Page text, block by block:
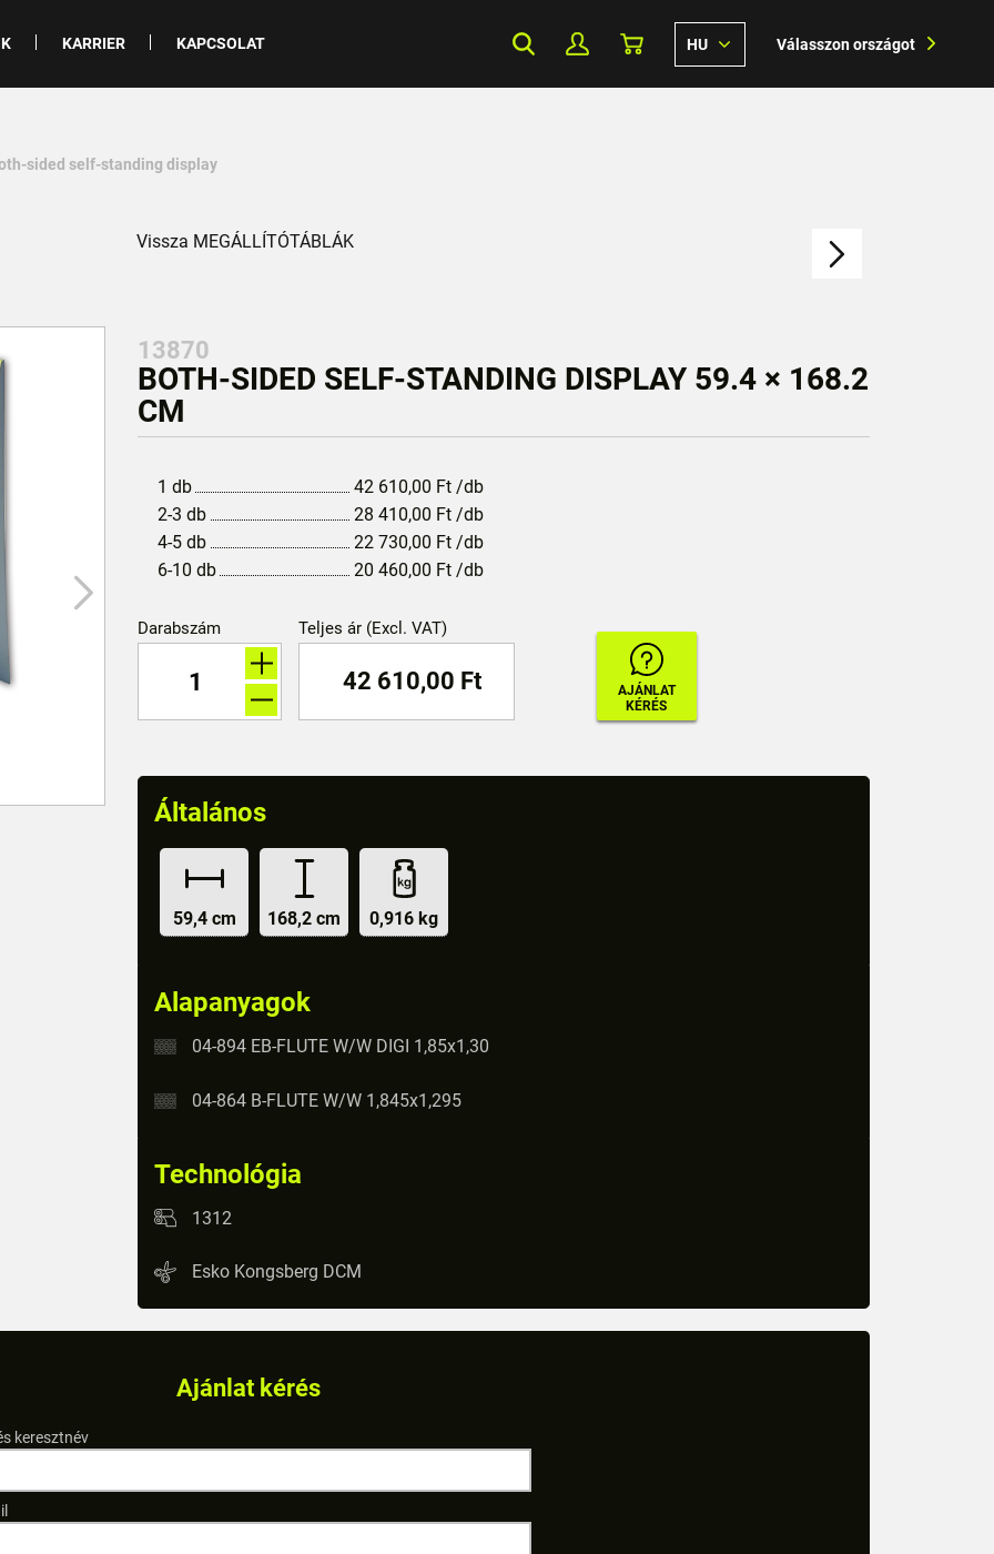
KARRIER KAPCSOLAT HU Válasszon országot
sided self-standing display
Vissza MEGÁLLÍTÓTÁBLÁK
13870
BOTH-SIDED SELF-STANDING DISPLAY 59.4 × 168.2
CM
1 db 42 610,00 Ft /db
2-3 db
28 410,00 Ft /db
4-5 db
22 730,00 Ft /db
6-10 db
20 460,00 Ft /db
Darabszám Teljes ár (Excl. VAT)
42 610,00 Ft
Általános
59,4 cm 168,2 cm 0,916 kg
Alapanyagok
04-894 EB-FLUTE W/W DIGI 1,85x1,30
04-864 B-FLUTE W/W 1,845x1,295
Technológia
1312
Esko Kongsberg DCM
Ajánlat kérés
keresztnév